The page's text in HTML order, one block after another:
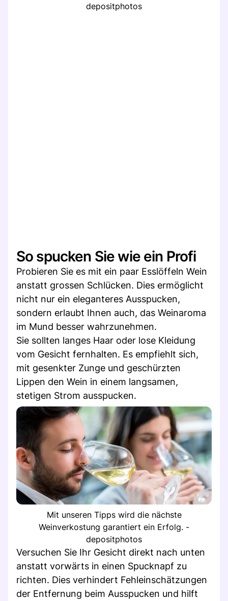
depositphotos
So spucken Sie wie ein Profi
Probieren Sie es mit ein paar Esslöffeln Wein
anstatt grossen Schlücken. Dies ermöglicht
nicht nur ein eleganteres Ausspucken,
sondern erlaubt Ihnen auch, das Weinaroma
im Mund besser wahrzunehmen.
Sie sollten langes Haar oder lose Kleidung
vom Gesicht fernhalten. Es empfiehlt sich,
mit gesenkter Zunge und geschürzten
Lippen den Wein in einem langsamen,
stetigen Strom ausspucken.
Mit unseren Tipps wird die nächste
Weinverkostung garantiert ein Erfolg. -
depositphotos
Versuchen Sie Ihr Gesicht direkt nach unten
anstatt vorwärts in einen Spucknapf zu
richten. Dies verhindert Fehleinschätzungen
der Entfernung beim Ausspucken und hilft